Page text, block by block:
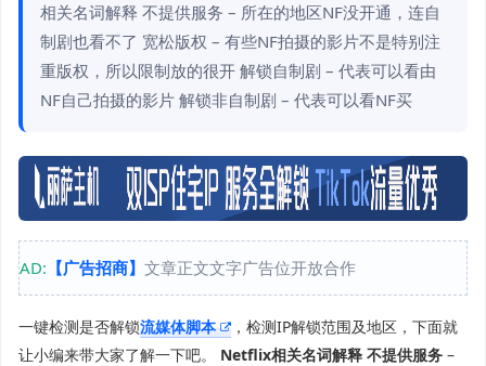
相关名词解释 不提供服务 – 所在的地区NF没开通，连自
制剧也看不了 宽松版权 – 有些NF拍摄的影片不是特别注
重版权，所以限制放的很开 解锁自制剧 – 代表可以看由
NF自己拍摄的影片 解锁非自制剧 – 代表可以看NF买
AD: 【广告招商】 文章正文文字广告位开放合作
一键检测是否解锁流媒体脚本
，检测IP解锁范围及地区，下面就
让小编来带大家了解一下吧。 Netflix相关名词解释 不提供服务 –